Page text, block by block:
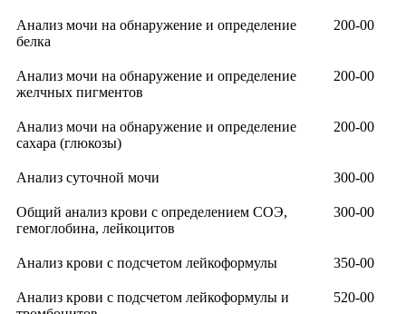
Анализ мочи на обнаружение и определение
белка
200-00
Анализ мочи на обнаружение и определение
желчных пигментов
200-00
Анализ мочи на обнаружение и определение
сахара (глюкозы)
200-00
Анализ суточной мочи 300-00
Общий анализ крови с определением СОЭ,
гемоглобина, лейкоцитов
300-00
Анализ крови с подсчетом лейкоформулы 350-00
Анализ крови с подсчетом лейкоформулы и
520-00